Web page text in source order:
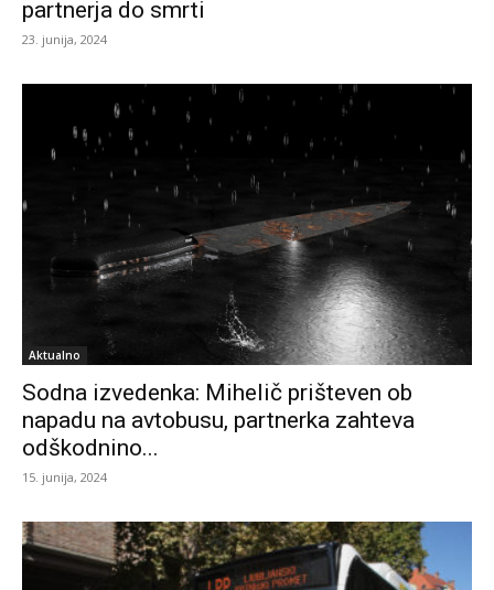
partnerja do smrti
23. junija, 2024
Aktualno
Sodna izvedenka: Mihelič prišteven ob
napadu na avtobusu, partnerka zahteva
odškodnino...
15. junija, 2024